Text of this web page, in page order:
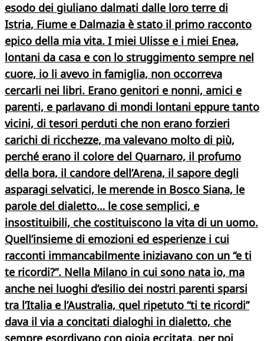
esodo dei giuliano dalmati dalle loro terre di
Istria, Fiume e Dalmazia è stato il primo racconto
epico della mia vita. I miei Ulisse e i miei Enea,
lontani da casa e con lo struggimento sempre nel
cuore, io li avevo in famiglia, non occorreva
cercarli nei libri. Erano genitori e nonni, amici e
parenti, e parlavano di mondi lontani eppure tanto
vicini, di tesori perduti che non erano forzieri
carichi di ricchezze, ma valevano molto di più,
perché erano il colore del Quarnaro, il profumo
della bora, il candore dell’Arena, il sapore degli
asparagi selvatici, le merende in Bosco Siana, le
parole del dialetto… le cose semplici, e
insostituibili, che costituiscono la vita di un uomo.
Quell’insieme di emozioni ed esperienze i cui
racconti immancabilmente iniziavano con un “e ti
te ricordi?”. Nella Milano in cui sono nata io, ma
anche nei luoghi d’esilio dei nostri parenti sparsi
tra l’Italia e l’Australia, quel ripetuto “ti te ricordi”
dava il via a concitati dialoghi in dialetto, che
sempre esordivano con gioia eccitata, per poi